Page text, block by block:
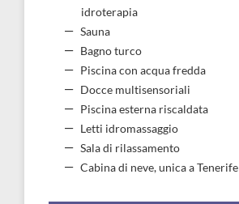
idroterapia
Sauna
Bagno turco
Piscina con acqua fredda
Docce multisensoriali
Piscina esterna riscaldata
Letti idromassaggio
Sala di rilassamento
Cabina di neve, unica a Tenerife